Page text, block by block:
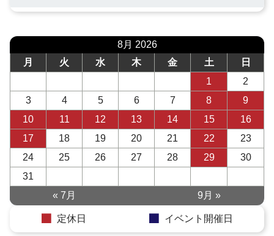
8月 2026
月
火 水 木 金 土
日
1
2
3
4 5 6 7 8
9
10
11 12 13 14 15
16
17
18 19 20 21 22
23
24
25 26 27 28 29
30
31
« 7月
9月 »
定休日 イベント開催日